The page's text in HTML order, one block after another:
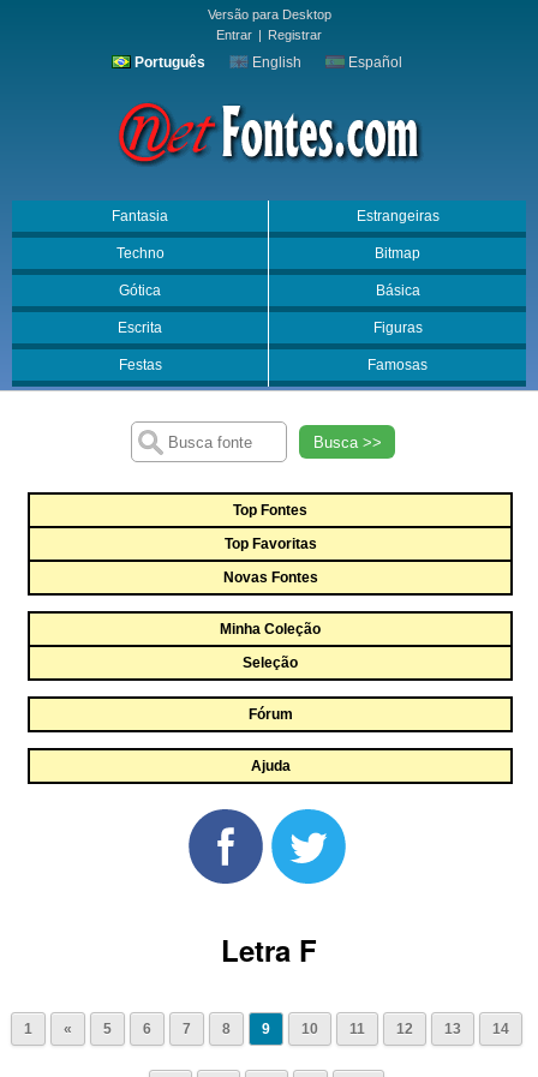
Versão para Desktop
Entrar | Registrar
Português English Español
Fantasia Estrangeiras
Techno Bitmap
Gótica Básica
Escrita Figuras
Festas Famosas
Busca >>
Top Fontes
Top Favoritas
Novas Fontes
Minha Coleção
Seleção
Fórum
Ajuda
Letra F
1 « 5 6 7 8 9 10 11 12 13 14